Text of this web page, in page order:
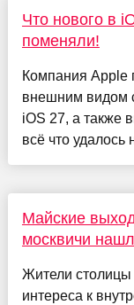
Что нового в
поменяли!
Компания Apple
внешним видом
iOS 27, а также
всё что
Майские
москвичи
Жители столицы
интереса к